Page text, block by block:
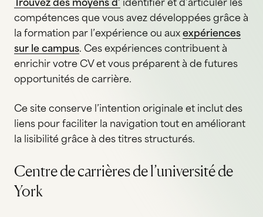
Trouvez des moyens d’ identifier et d’articuler les
compétences que vous avez développées grâce à
la formation par l’expérience ou aux expériences
sur le campus. Ces expériences contribuent à
enrichir votre CV et vous préparent à de futures
opportunités de carrière.
Ce site conserve l’intention originale et inclut des
liens pour faciliter la navigation tout en améliorant
la lisibilité grâce à des titres structurés.
Centre de carrières de l’université de
York